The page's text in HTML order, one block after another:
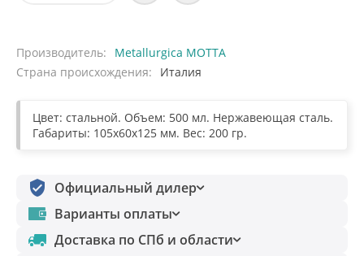
Производитель
Metallurgica MOTTA
Страна происхождения
Италия
Цвет: стальной. Объем: 500 мл. Нержавеющая сталь.
Габариты: 105х60х125 мм. Вес: 200 гр.
Официальный дилер
Варианты оплаты
Доставка по СПб и области